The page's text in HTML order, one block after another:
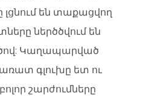
են տաքացվող
ներծծվում են
Կաղապարված
գլուխը ետ ու
շարժումները